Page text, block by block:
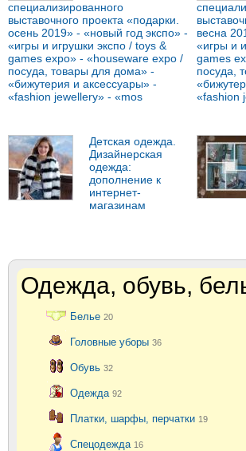
специализированного
выставочного проекта «подарки.
осень 2019» - «новый год экспо» -
«игры и игрушки экспо / toys &
games expo» - «houseware expo /
посуда, товары для дома» -
«бижутерия и аксессуары» -
«fashion jewellery» - «mos
весна
«игры и
games
посуда,
«fashion
Детская одежда.
Дизайнерская
одежда:
дополнение к
интернет-
магазинам
Одежда, обувь,
Белье 20
Головные уборы 36
Обувь 32
Одежда 92
Платки, шарфы, перчатки 19
Спецодежда 16